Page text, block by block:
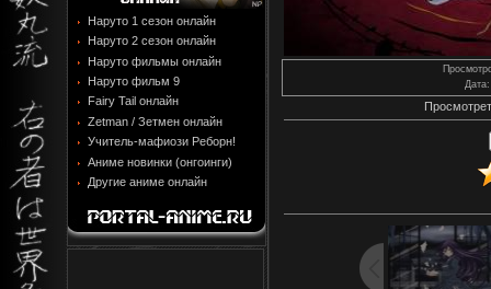
Наруто 1 сезон онлайн
Наруто 2 сезон онлайн
Наруто фильмы онлайн
Наруто фильм 9
Fairy Tail онлайн
Zetman / Зетмен онлайн
Учитель-мафиози Реборн!
Аниме новинки (онгоинги)
Другие аниме онлайн
Дата: